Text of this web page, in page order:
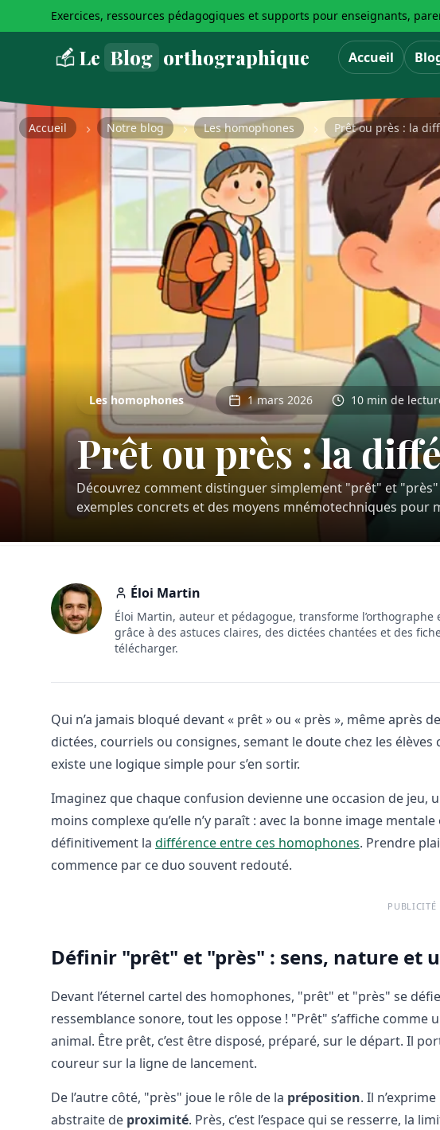
Exercices, ressources pédagogiques et supports pour enseignants,
Le Blog orthographique Accueil
Accueil Notre blog Les homophones Prêt ou près : la
Les homophones 1 mars 2026 10 min de
Prêt ou près : la
Découvrez comment distinguer simplement "prêt" et "près"
exemples concrets et des moyens mnémotechniques pour
Éloi Martin
Éloi Martin, auteur et pédagogue, transforme l’orthographe
grâce à des astuces claires, des dictées chantées et des
télécharger.
Qui n’a jamais bloqué devant « prêt » ou « près », même après
dictées, courriels ou consignes, semant le doute chez les élèves
existe une logique simple pour s’en sortir.
Imaginez que chaque confusion devienne une occasion de jeu,
moins complexe qu’elle n’y paraît : avec la bonne image
définitivement la différence entre ces homophones. Prendre
commence par ce duo souvent redouté.
PUBLICITÉ
Définir "prêt" et "près" : sens, nature et
Devant l’éternel cartel des homophones, "prêt" et "près" se
ressemblance sonore, tout les oppose ! "Prêt" s’affiche comme
animal. Être prêt, c’est être disposé, préparé, sur le départ. Il
coureur sur la ligne de lancement.
De l’autre côté, "près" joue le rôle de la préposition. Il
abstraite de proximité. Près, c’est l’espace qui se resserre, la